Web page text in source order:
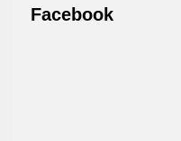
Facebook